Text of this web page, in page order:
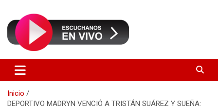
FM Patagonia Madryn
Inicio
DEPORTIVO MADRYN VENCIÓ A TRISTÁN SUÁREZ Y SUEÑA: